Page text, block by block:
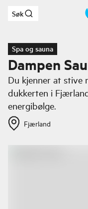
Hopp til
Søk
Spa og sauna
Dampen
Du kjenner at stive
dukkerten i
energibølge.
Fjærland